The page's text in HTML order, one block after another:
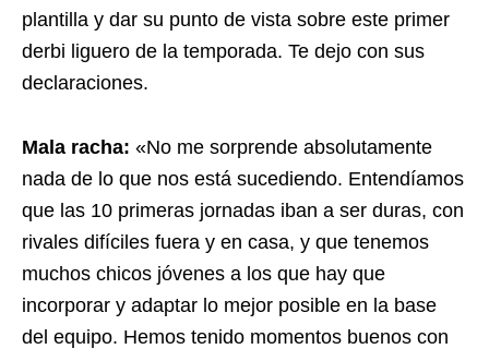
plantilla y dar su punto de vista sobre este primer
derbi liguero de la temporada. Te dejo con sus
declaraciones.
Mala racha: «No me sorprende absolutamente
nada de lo que nos está sucediendo. Entendíamos
que las 10 primeras jornadas iban a ser duras, con
rivales difíciles fuera y en casa, y que tenemos
muchos chicos jóvenes a los que hay que
incorporar y adaptar lo mejor posible en la base
del equipo. Hemos tenido momentos buenos con